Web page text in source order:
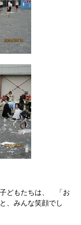
どもたちは、 「お
、みんな笑顔でし